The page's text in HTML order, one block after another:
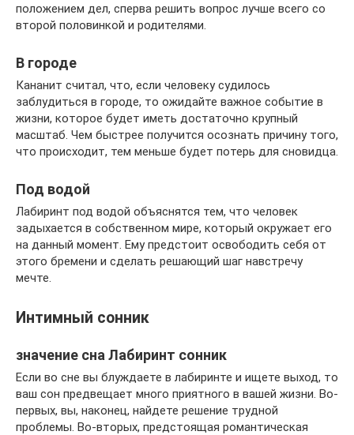
положением дел, сперва решить вопрос лучше всего со
второй половинкой и родителями.
В городе
Кананит считал, что, если человеку судилось
заблудиться в городе, то ожидайте важное событие в
жизни, которое будет иметь достаточно крупный
масштаб. Чем быстрее получится осознать причину того,
что происходит, тем меньше будет потерь для сновидца.
Под водой
Лабиринт под водой объяснятся тем, что человек
задыхается в собственном мире, который окружает его
на данный момент. Ему предстоит освободить себя от
этого бремени и сделать решающий шаг навстречу
мечте.
Интимный сонник
значение сна Лабиринт сонник
Если во сне вы блуждаете в лабиринте и ищете выход, то
ваш сон предвещает много приятного в вашей жизни. Во-
первых, вы, наконец, найдете решение трудной
проблемы. Во-вторых, предстоящая романтическая